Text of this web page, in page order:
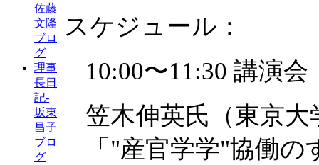
佐藤
文隆
ブロ
グ
理事
長日
記-
坂東
昌子
ブロ
グ
スケジュール：
10:00〜11:30 講演会
笠木伸英氏（東京
「"産官学学"協働